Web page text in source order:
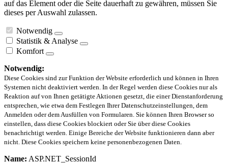
auf das Element oder die Seite dauerhaft zu gewähren, müssen Sie
dieses per Auswahl zulassen.
Notwendig
Statistik & Analyse
Komfort
Notwendig:
Diese Cookies sind zur Funktion der Website erforderlich und können in Ihren
Systemen nicht deaktiviert werden. In der Regel werden diese Cookies nur als
Reaktion auf von Ihnen getätigte Aktionen gesetzt, die einer Dienstanforderung
entsprechen, wie etwa dem Festlegen Ihrer Datenschutzeinstellungen, dem
Anmelden oder dem Ausfüllen von Formularen. Sie können Ihren Browser so
einstellen, dass diese Cookies blockiert oder Sie über diese Cookies
benachrichtigt werden. Einige Bereiche der Website funktionieren dann aber
nicht. Diese Cookies speichern keine personenbezogenen Daten.
Name: ASP.NET_SessionId